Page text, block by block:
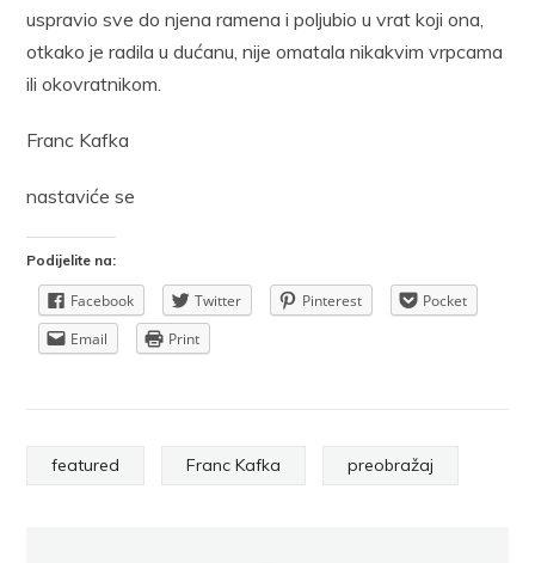
uspravio sve do njena ramena i poljubio u vrat koji ona,
otkako je radila u dućanu, nije omatala nikakvim vrpcama
ili okovratnikom.
Franc Kafka
nastaviće se
Podijelite na:
Facebook Twitter Pinterest
Pocket
Email
Print
featured Franc Kafka preobražaj